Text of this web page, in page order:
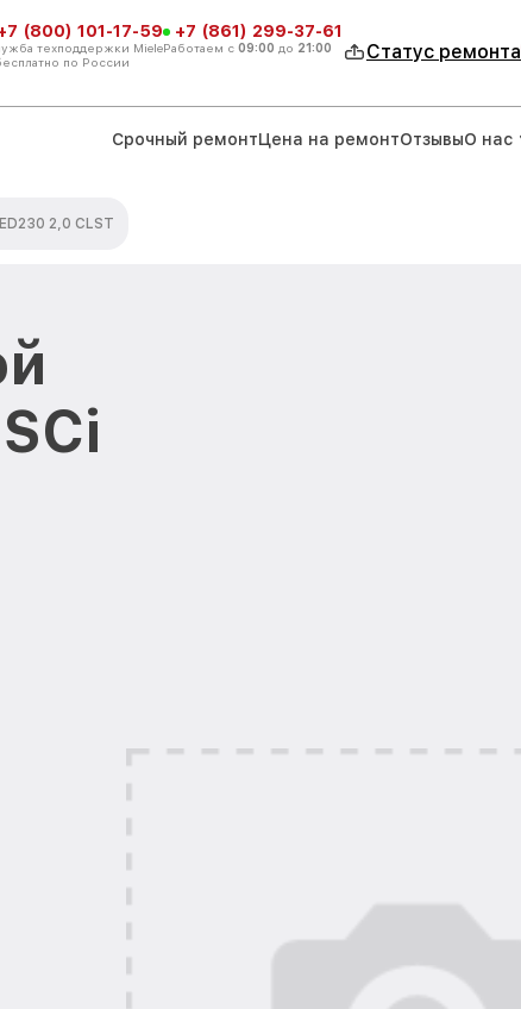
(800) 101-17-59
техподдержки Miele
по России
+7 (861) 299-37-61
Работаем с 09:00 до 21:00 Статус ремонта
Срочный ремонтЦена на ремонтОтзывыО нас
2,0 CLST